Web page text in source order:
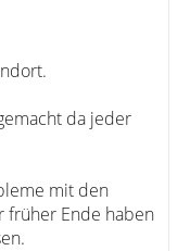
da jeder
mit den
früher Ende haben